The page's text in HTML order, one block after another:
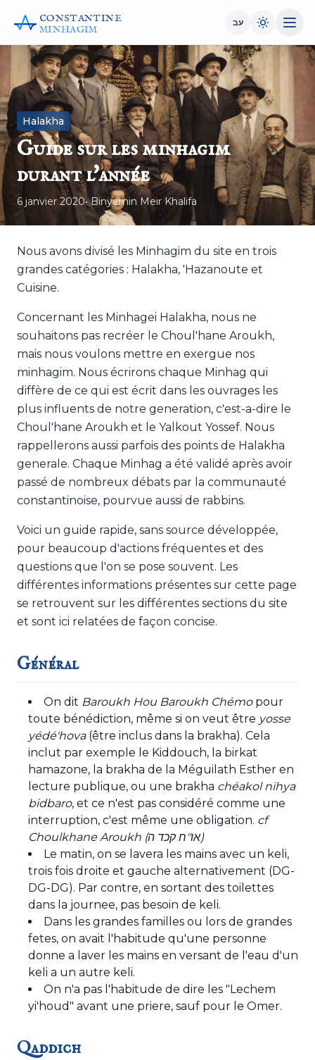
CONSTANTINE
MINHAGIM
עב
Halakha
Guide sur les minhagim
durant l'année
6 janvier 2020• Binyamin Meir Khalifa
Nous avons divisé les Minhagim du site en trois
grandes catégories : Halakha, 'Hazanoute et
Cuisine.
Concernant les Minhagei Halakha, nous ne
souhaitons pas recréer le Choul'hane Aroukh,
mais nous voulons mettre en exergue nos
minhagim. Nous écrirons chaque Minhag qui
diffère de ce qui est écrit dans les ouvrages les
plus influents de notre generation, c'est-a-dire le
Choul'hane Aroukh et le Yalkout Yossef. Nous
rappellerons aussi parfois des points de Halakha
generale. Chaque Minhag a été validé après avoir
passé de nombreux débats par la communauté
constantinoise, pourvue aussi de rabbins.
Voici un guide rapide, sans source développée,
pour beaucoup d'actions fréquentes et des
questions que l'on se pose souvent. Les
différentes informations présentes sur cette page
se retrouvent sur les différentes sections du site
et sont ici relatées de façon concise.
Général
On dit Baroukh Hou Baroukh Chémopour
toute bénédiction, même si on veut être yosse
yédé'hova(être inclus dans la brakha). Cela
inclut par exemple le Kiddouch, la birkat
hamazone, la brakha de la Méguilath Esther en
lecture publique, ou une brakha chéakol nihya
bidbaro, et ce n'est pas considéré comme une
interruption, c'est même une obligation. cf
Choulkhane Aroukh (או''ח קכד ה)
Le matin, on se lavera les mains avec un keli,
trois fois droite et gauche alternativement (DG-
DG-DG). Par contre, en sortant des toilettes
dans la journee, pas besoin de keli.
Dans les grandes familles ou lors de grandes
fetes, on avait l'habitude qu'une personne
donne a laver les mains en versant de l'eau d'un
keli a un autre keli.
On n'a pas l'habitude de dire les "Lechem
yi'houd" avant une priere, sauf pour le Omer.
Qaddich